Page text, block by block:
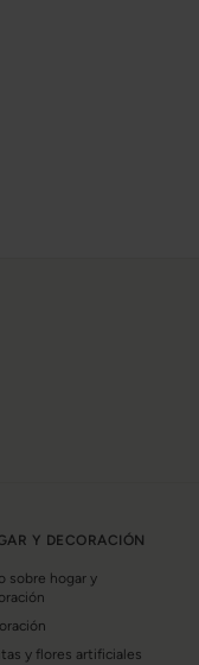
Y DECORACIÓN
sobre hogar y
y flores artificiales